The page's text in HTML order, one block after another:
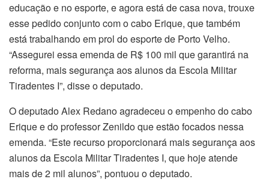
educação e no esporte, e agora está de casa nova, trouxe
esse pedido conjunto com o cabo Erique, que também
está trabalhando em prol do esporte de Porto Velho.
“Assegurei essa emenda de R$ 100 mil que garantirá na
reforma, mais segurança aos alunos da Escola Militar
Tiradentes I”, disse o deputado.
O deputado Alex Redano agradeceu o empenho do cabo
Erique e do professor Zenildo que estão focados nessa
emenda. “Este recurso proporcionará mais segurança aos
alunos da Escola Militar Tiradentes I, que hoje atende
mais de 2 mil alunos”, pontuou o deputado.